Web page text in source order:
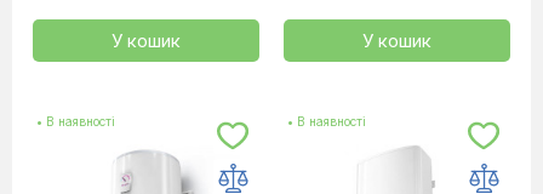
У кошик У кошик
• В наявності • В наявності